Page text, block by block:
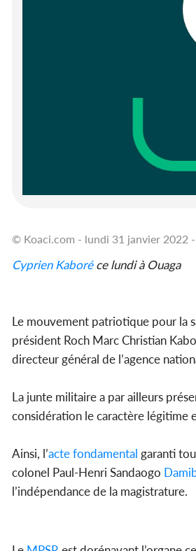
© Koaci.com - lundi 31 janvier 2022
Cyprien Kaboréce lundi à Ouaga
Le mouvement patriotique pour la
président Roch Marc Christian
directeur général de l’agence
La junte militaire a par ailleurs
considération le caractère légitime
Ainsi, l’acte fondamental garanti
colonel Paul-Henri Sandaogo
l’indépendance de la magistrature.